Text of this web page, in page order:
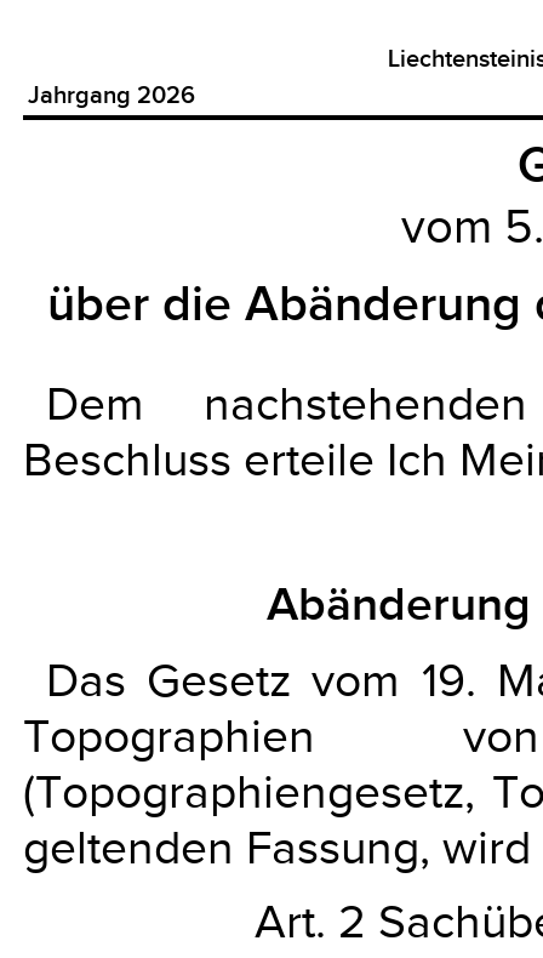
Jahrgang 2026
vom
über die Abänderung
Dem
Beschluss erteile Ich
Das Gesetz vom 19.
Topographien
(Topographiengesetz,
geltenden Fassung,
Art. 2